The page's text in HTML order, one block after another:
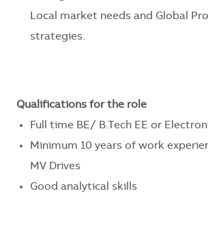
Local market needs and Global
strategies.
Qualifications for the role
Full time BE/ B.Tech EE or
Minimum 10 years of work
MV Drives
Good analytical skills